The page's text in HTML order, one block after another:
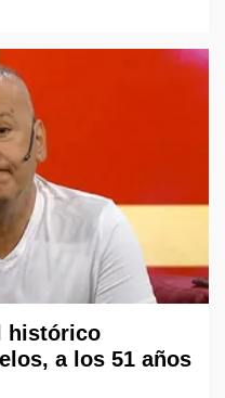
histórico
a los 51 años